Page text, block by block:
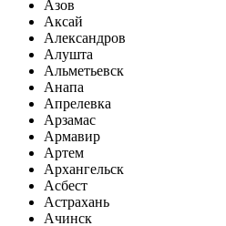
Азов
Аксай
Александров
Алушта
Альметьевск
Анапа
Апрелевка
Арзамас
Армавир
Артем
Архангельск
Асбест
Астрахань
Ачинск